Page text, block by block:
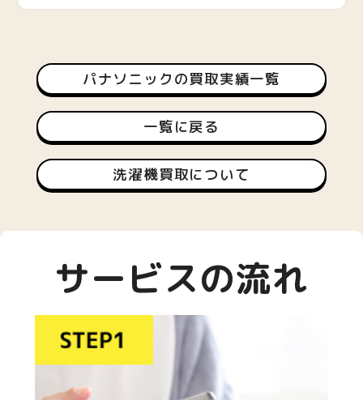
パナソニックの買取実績一覧
一覧に戻る
洗濯機買取について
サービスの流れ